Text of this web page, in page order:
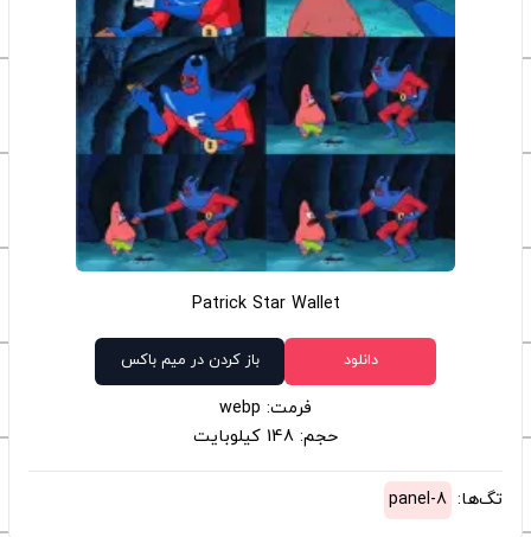
Patrick Star Wallet
دانلود باز کردن در میم باکس
فرمت: webp
حجم: 148 کیلوبایت
تگ‌ها: 8-panel